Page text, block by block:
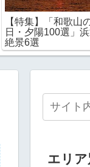
【特集】「和歌山
日・夕陽100選」
絶景6選
エリ